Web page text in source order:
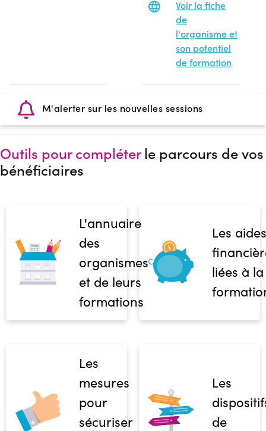
Voir la fiche
de
l'organisme et
son potentiel
de formation
M'alerter sur les nouvelles sessions
Outils pour compléterle parcours de vos
bénéficiaires
L'annuaire
des
organismes
et de leurs
formations
Les aides
liées à la
Les
mesures
pour
sécuriser
Les
de